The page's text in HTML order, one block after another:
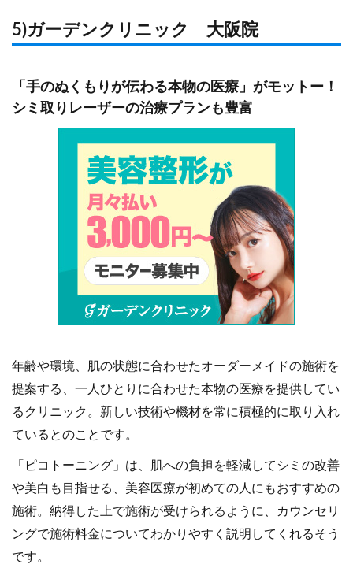
5)ガーデンクリニック 大阪院
「手のぬくもりが伝わる本物の医療」がモットー！
シミ取りレーザーの治療プランも豊富
年齢や環境、肌の状態に合わせたオーダーメイドの施術を
提案する、一人ひとりに合わせた本物の医療を提供してい
るクリニック。新しい技術や機材を常に積極的に取り入れ
ているとのことです。
「ピコトーニング」は、肌への負担を軽減してシミの改善
や美白も目指せる、美容医療が初めての人にもおすすめの
施術。納得した上で施術が受けられるように、カウンセリ
ングで施術料金についてわかりやすく説明してくれるそう
です。